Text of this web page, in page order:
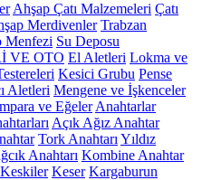
Ahşap Çatı Malzemeleri Çatı
Merdivenler Trabzan
Menfezi Su Deposu
VE OTO El Aletleri Lokma ve
Kesici Grubu Pense
Aletleri Mengene ve İşkenceler
ve Eğeler Anahtarlar
Açık Ağız Anahtar
Tork Anahtarı Yıldız
Anahtarı Kombine Anahtar
Keskiler Keser Kargaburun